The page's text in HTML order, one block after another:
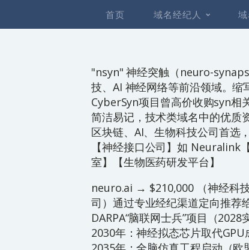
首页 域名经纪人
"nsyn" 神经突触（neuro-
技、AI 神经网络等前沿领域。
CyberSyn项目曾高价收购syn相
简洁易记，技术类域名中的优质
区块链、AI、生物科技公司首选
【神经接口公司】如 Neuralink
室】【生物医药研发平台】
neuro.ai → $210,000 （神经科
司）通过专业经纪渠道定向推荐
DARPA“脑联网士兵”项目（2028
2030年：神经拟态芯片取代GPU